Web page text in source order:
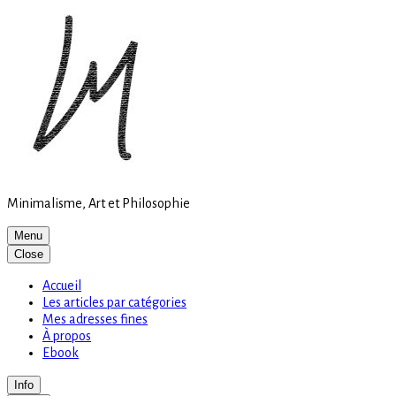
Minimalisme, Art et Philosophie
Menu
Close
Accueil
Les articles par catégories
Mes adresses fines
À propos
Ebook
Info